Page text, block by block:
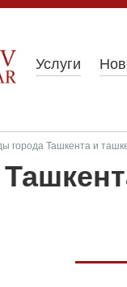
Услуги
города Ташкента и